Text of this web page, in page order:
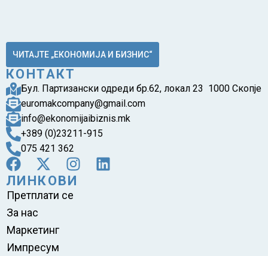
ЧИТАЈТЕ „ЕКОНОМИЈА И БИЗНИС“
КОНТАКТ
Бул. Партизански одреди бр.62, локал 23 1000 Скопје
euromakcompany@gmail.com
info@ekonomijaibiznis.mk
+389 (0)23211-915
075 421 362
ЛИНКОВИ
Претплати се
За нас
Маркетинг
Импресум